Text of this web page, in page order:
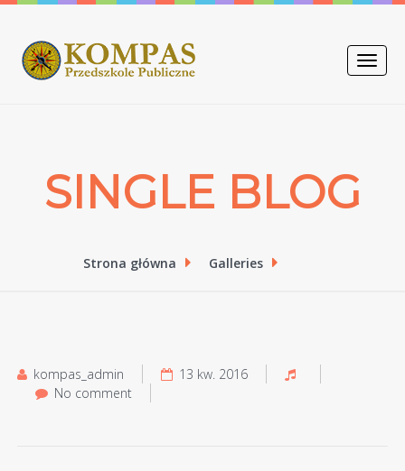
Toggle
SINGLE BLOG
Strona główna Galleries
kompas_admin
13 kw. 2016
No comment